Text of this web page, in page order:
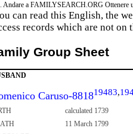
a FAMILYSEARCH.ORG Ottenere
can read this English, the
records which are not
Group Sheet
Caruso-881819483,
calculated 1739
11 March 1799